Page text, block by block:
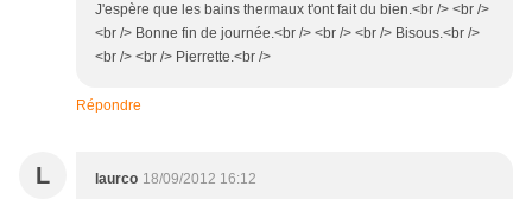
J'espère que les bains thermaux t'ont fait du bien.<br /> <br />
<br /> Bonne fin de journée.<br /> <br /> <br /> Bisous.<br />
<br /> <br /> Pierrette.<br />
Répondre
L laurco 18/09/2012 16:12